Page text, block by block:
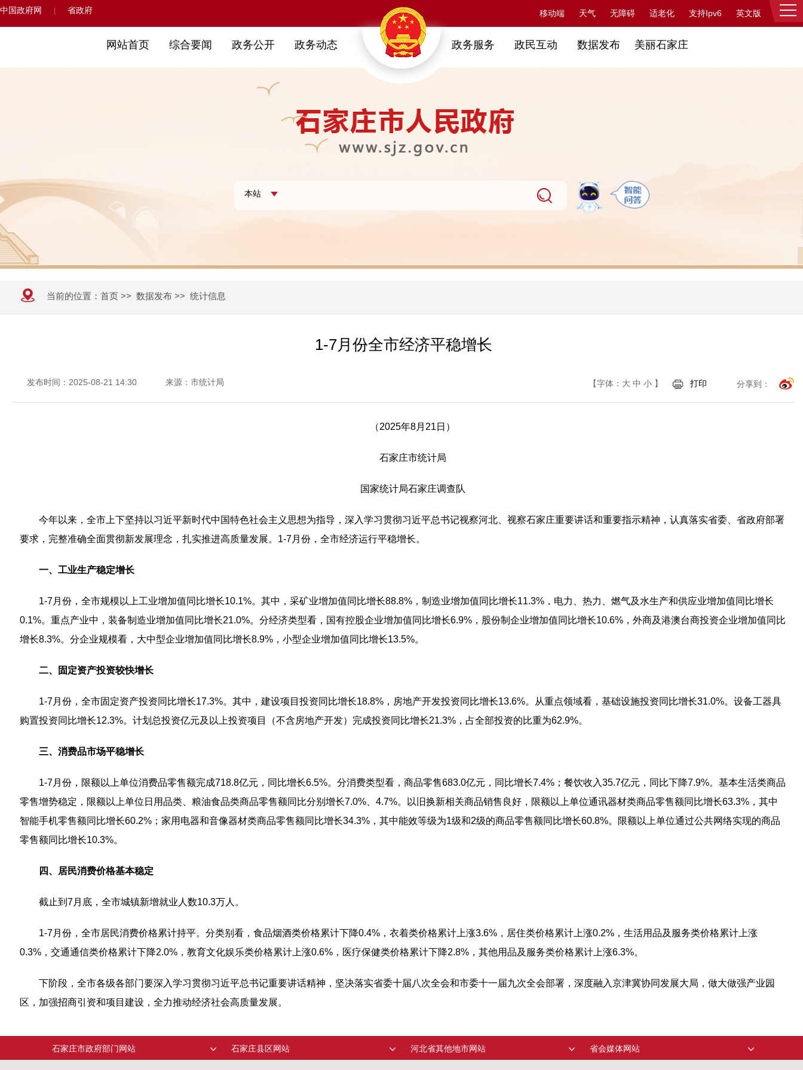
中国政府网 省政府 移动端 天气 无障碍 适老化 支持Ipv6 英文版 登录
网站首页 综合要闻 政务公开 政务动态 政务服务 政民互动 数据发布 美丽石家庄
当前的位置： 首页 >> 数据发布 >> 统计信息
1-7月份全市经济平稳增长
发布时间：2025-08-21 14:30 来源：市统计局 【字体： 大 中 小 】 打印 分享到：
（2025年8月21日）
石家庄市统计局
国家统计局石家庄调查队
今年以来，全市上下坚持以习近平新时代中国特色社会主义思想为指导，深入学习贯彻习近平总书记视察河北、视察石家庄重要讲话和重要指示精神，认真落实省委、省政府部署
要求，完整准确全面贯彻新发展理念，扎实推进高质量发展。1-7月份，全市经济运行平稳增长。
一、工业生产稳定增长
1-7月份，全市规模以上工业增加值同比增长10.1%。其中，采矿业增加值同比增长88.8%，制造业增加值同比增长11.3%，电力、热力、燃气及水生产和供应业增加值同比增长
0.1%。重点产业中，装备制造业增加值同比增长21.0%。分经济类型看，国有控股企业增加值同比增长6.9%，股份制企业增加值同比增长10.6%，外商及港澳台商投资企业增加值同比
增长8.3%。分企业规模看，大中型企业增加值同比增长8.9%，小型企业增加值同比增长13.5%。
二、固定资产投资较快增长
1-7月份，全市固定资产投资同比增长17.3%。其中，建设项目投资同比增长18.8%，房地产开发投资同比增长13.6%。从重点领域看，基础设施投资同比增长31.0%。设备工器具
购置投资同比增长12.3%。计划总投资亿元及以上投资项目（不含房地产开发）完成投资同比增长21.3%，占全部投资的比重为62.9%。
三、消费品市场平稳增长
1-7月份，限额以上单位消费品零售额完成718.8亿元，同比增长6.5%。分消费类型看，商品零售683.0亿元，同比增长7.4%；餐饮收入35.7亿元，同比下降7.9%。基本生活类商品
零售增势稳定，限额以上单位日用品类、粮油食品类商品零售额同比分别增长7.0%、4.7%。以旧换新相关商品销售良好，限额以上单位通讯器材类商品零售额同比增长63.3%，其中
智能手机零售额同比增长60.2%；家用电器和音像器材类商品零售额同比增长34.3%，其中能效等级为1级和2级的商品零售额同比增长60.8%。限额以上单位通过公共网络实现的商品
零售额同比增长10.3%。
四、居民消费价格基本稳定
截止到7月底，全市城镇新增就业人数10.3万人。
1-7月份，全市居民消费价格累计持平。分类别看，食品烟酒类价格累计下降0.4%，衣着类价格累计上涨3.6%，居住类价格累计上涨0.2%，生活用品及服务类价格累计上涨
0.3%，交通通信类价格累计下降2.0%，教育文化娱乐类价格累计上涨0.6%，医疗保健类价格累计下降2.8%，其他用品及服务类价格累计上涨6.3%。
下阶段，全市各级各部门要深入学习贯彻习近平总书记重要讲话精神，坚决落实省委十届八次全会和市委十一届九次全会部署，深度融入京津冀协同发展大局，做大做强产业园
区，加强招商引资和项目建设，全力推动经济社会高质量发展。